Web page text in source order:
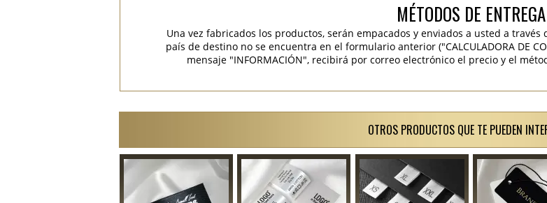
MÉTODOS DE ENTREGA
Una vez fabricados los productos, serán empacados y enviados a usted a través
país de destino no se encuentra en el formulario anterior ("CALCULADORA DE
mensaje "INFORMACIÓN", recibirá por correo electrónico el precio y el
OTROS PRODUCTOS QUE TE PUEDEN